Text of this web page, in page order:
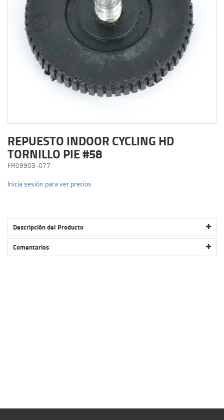
REPUESTO INDOOR CYCLING HD
TORNILLO PIE #58
FR09903-077
Inicia sesión para ver precios
Descripción del Producto
REPUESTO INDOOR CYCLING HD TORNILLO PIE #58
Comentarios